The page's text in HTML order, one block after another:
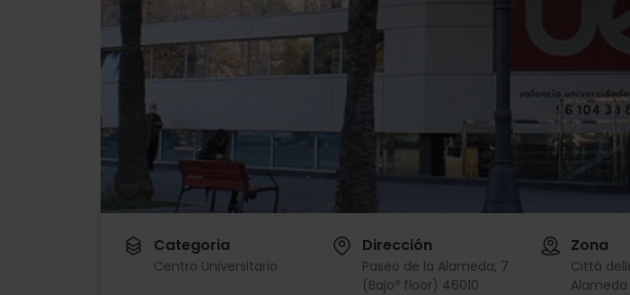
Categoria
Centro Universitario
Dirección
Paseo de la Alameda, 7
(Bajoº floor) 46010
Zona
Città
Alameda